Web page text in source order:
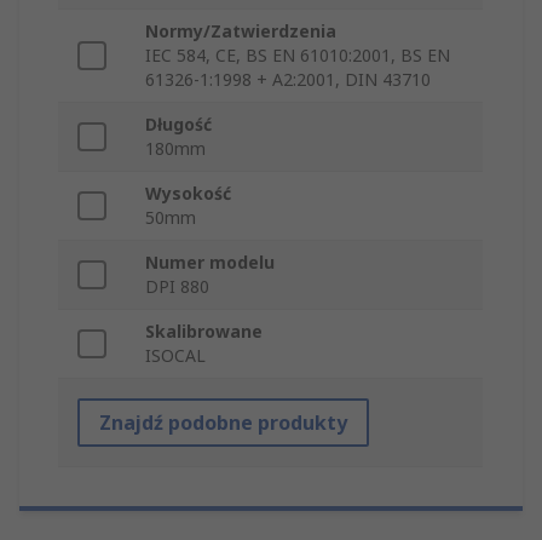
Normy/Zatwierdzenia
IEC 584, CE, BS EN 61010:2001, BS EN
61326-1:1998 + A2:2001, DIN 43710
Długość
180mm
Wysokość
50mm
Numer modelu
DPI 880
Skalibrowane
ISOCAL
Znajdź podobne produkty